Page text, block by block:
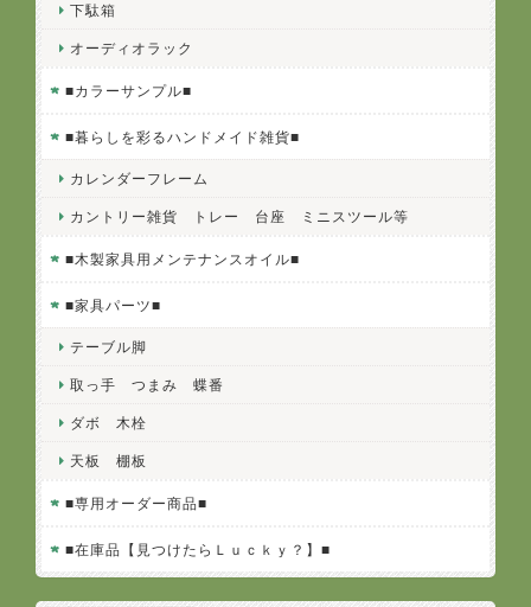
下駄箱
オーディオラック
■カラーサンプル■
■暮らしを彩るハンドメイド雑貨■
カレンダーフレーム
カントリー雑貨 トレー 台座 ミニスツール等
■木製家具用メンテナンスオイル■
■家具パーツ■
テーブル脚
取っ手 つまみ 蝶番
ダボ 木栓
天板 棚板
■専用オーダー商品■
■在庫品【見つけたらＬｕｃｋｙ？】■